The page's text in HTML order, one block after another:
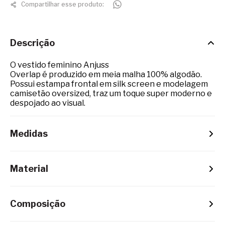
Compartilhar esse produto:
Descrição
O vestido feminino Anjuss
Overlap é produzido em meia malha 100% algodão.
Possui estampa frontal em silk screen e modelagem
camisetão oversized, traz um toque super moderno e
despojado ao visual.
Material
Composição
Medidas